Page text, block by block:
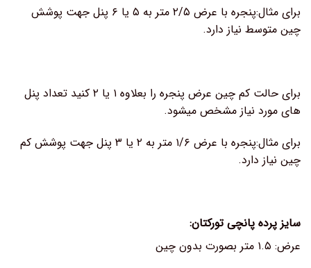
برای مثال:پنجره با عرض ۲/۵ متر به ۵ یا ۶ پنل جهت پوشش
چین متوسط نیاز دارد.
برای حالت کم چین عرض پنجره را بعلاوه ۱ یا ۲ کنید تعداد پنل
های مورد نیاز مشخص میشود.
برای مثال:پنجره با عرض ۱/۶ متر به ۲ یا ۳ پنل جهت پوشش کم
چین نیاز دارد.
سایز پرده پانچی تورکتان:
عرض: ۱.۵ متر بصورت بدون چین